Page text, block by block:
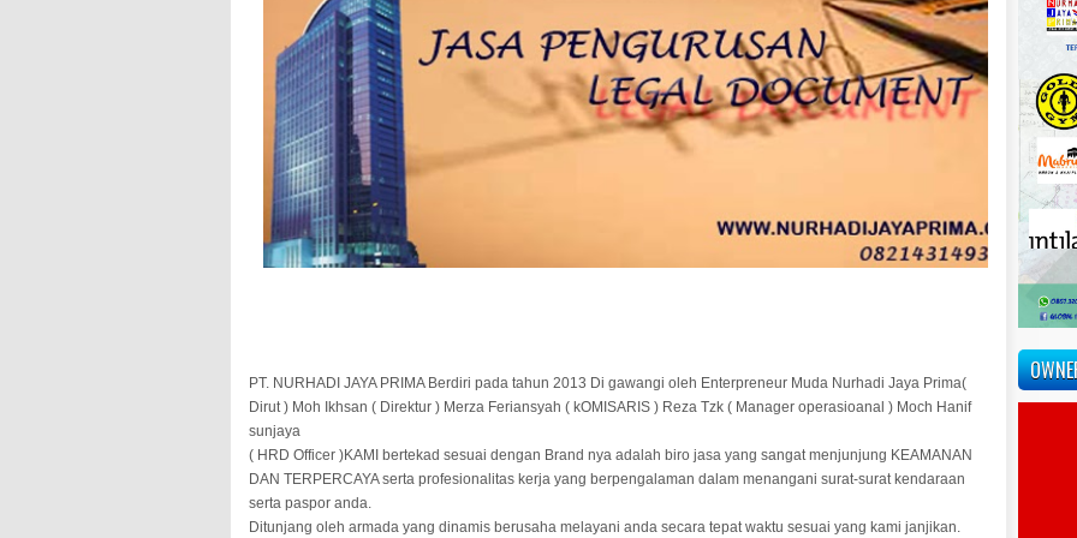
PT. NURHADI JAYA PRIMA Berdiri pada tahun 2013 Di gawangi oleh Enterpreneur Muda Nurhadi Jaya Prima(
Dirut ) Moh Ikhsan ( Direktur ) Merza Feriansyah ( kOMISARIS ) Reza Tzk ( Manager operasioanal ) Moch Hanif
sunjaya
( HRD Officer )KAMI bertekad sesuai dengan Brand nya adalah biro jasa yang sangat menjunjung KEAMANAN
DAN TERPERCAYA serta profesionalitas kerja yang berpengalaman dalam menangani surat-surat kendaraan
serta paspor anda.
Ditunjang oleh armada yang dinamis berusaha melayani anda secara tepat waktu sesuai yang kami janjikan.